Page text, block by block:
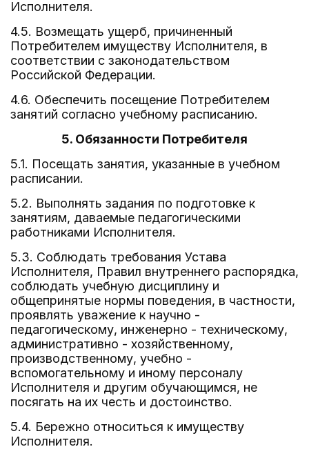
Исполнителя.
4.5. Возмещать ущерб, причиненный
Потребителем имуществу Исполнителя, в
соответствии с законодательством
Российской Федерации.
4.6. Обеспечить посещение Потребителем
занятий согласно учебному расписанию.
5. Обязанности Потребителя
5.1. Посещать занятия, указанные в учебном
расписании.
5.2. Выполнять задания по подготовке к
занятиям, даваемые педагогическими
работниками Исполнителя.
5.3. Соблюдать требования Устава
Исполнителя, Правил внутреннего распорядка,
соблюдать учебную дисциплину и
общепринятые нормы поведения, в частности,
проявлять уважение к научно -
педагогическому, инженерно - техническому,
административно - хозяйственному,
производственному, учебно -
вспомогательному и иному персоналу
Исполнителя и другим обучающимся, не
посягать на их честь и достоинство.
5.4. Бережно относиться к имуществу
Исполнителя.